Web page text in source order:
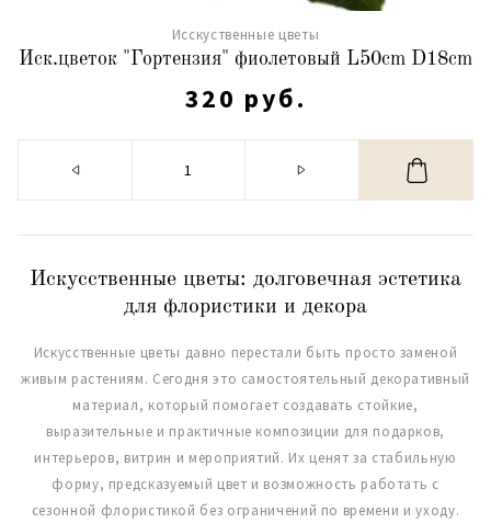
Исскуственные цветы
Иск.цветок "Гортензия" фиолетовый L50cm D18cm
320 руб.
Искусственные цветы: долговечная эстетика
для флористики и декора
Искусственные цветы давно перестали быть просто заменой
живым растениям. Сегодня это самостоятельный декоративный
материал, который помогает создавать стойкие,
выразительные и практичные композиции для подарков,
интерьеров, витрин и мероприятий. Их ценят за стабильную
форму, предсказуемый цвет и возможность работать с
сезонной флористикой без ограничений по времени и уходу.